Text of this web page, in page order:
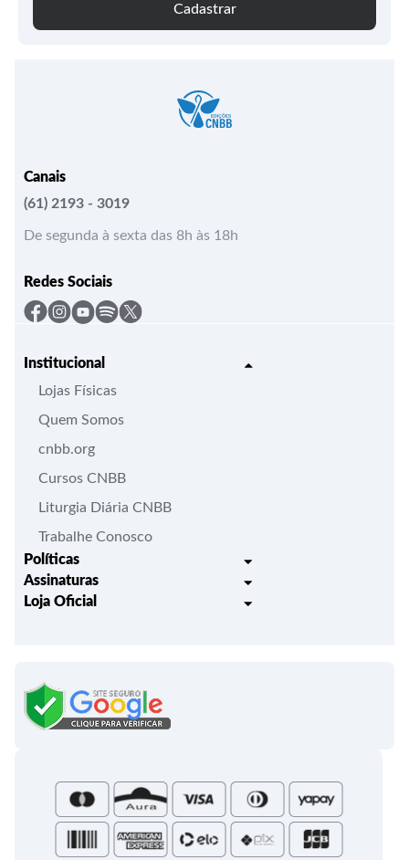
Cadastrar
Canais
(61) 2193 - 3019
De segunda à sexta das 8h às 18h
Redes Sociais
Institucional
Lojas Físicas
Quem Somos
cnbb.org
Cursos CNBB
Liturgia Diária CNBB
Trabalhe Conosco
Políticas
Trocas e Devoluções
Assinaturas
Liturgia Igreja em Oração
Roteiros Homiléticos
Folhetos e Partituras
Loja Oficial
Bíblias - Tradução Oficial
Campanha da Fraternidade